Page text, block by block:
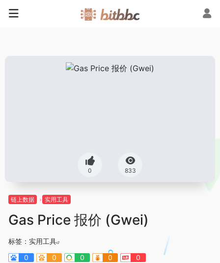
0 833
链上数据 实用工具
Gas Price 报价 (Gwei)
标签： 实用工具
0
0 0 0 0